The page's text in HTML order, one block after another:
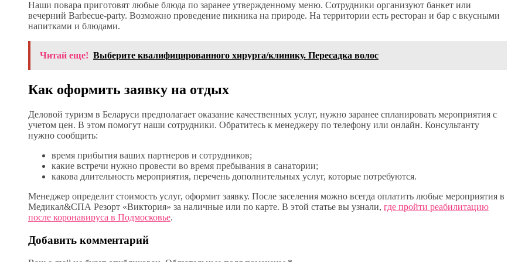
Наши повара приготовят любые блюда по заранее утвержденному меню. Сотрудники организуют банкет или
вечерний Barbecue-party. Возможно проведение пикника на природе. На территории есть ресторан и бар с вкусными
напитками и блюдами.
Читай еще! Выберите квалифицированного хирурга/клинику. Пересадка волос
Как оформить заявку на отдых
Деловой туризм в Беларуси предполагает оказание качественных услуг, нужно заранее спланировать мероприятия с
учетом цен. В этом помогут наши сотрудники. Обратитесь к менеджеру по телефону или онлайн. Консультанту
нужно сообщить:
время прибытия ваших партнеров и сотрудников;
какие встречи нужно провести во время пребывания в санатории;
какова длительность мероприятия, перечень дополнительных услуг, которые потребуются.
Менеджер определит стоимость услуг, оформит заявку. После заселения можно всегда оплатить любые мероприятия в
Медикал&СПА Резорт «Виктория» за наличные или по карте. В этой статье вы узнали, где пройти реабилитацию
после коронавируса в Подмосковье.
Добавить комментарий